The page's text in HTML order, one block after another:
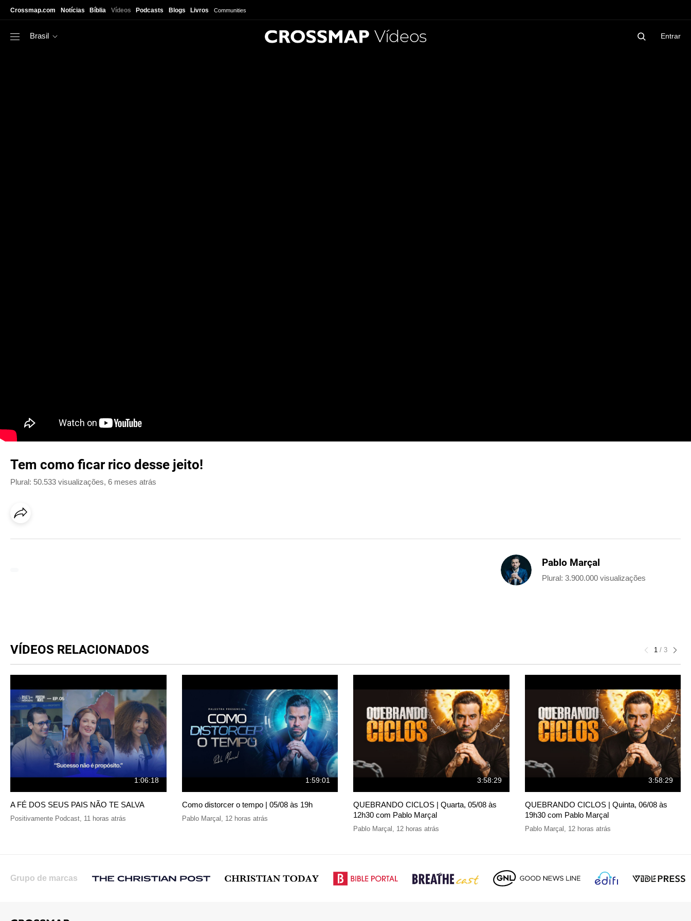
Crossmap.com Notícias Bíblia Vídeos Podcasts Blogs Livros Communities
Brasil Vídeos Entrar
Tem como ficar rico desse jeito!
Plural: 50.533 visualizações, 6 meses atrás
Pablo Marçal
Plural: 3.900.000 visualizações
VÍDEOS RELACIONADOS 1 / 3
1:06:18
A FÉ DOS SEUS PAIS NÃO TE SALVA
Positivamente Podcast 11 horas atrás
1:59:01
Como distorcer o tempo | 05/08 às 19h
Pablo Marçal 12 horas atrás
3:58:29
QUEBRANDO CICLOS | Quarta, 05/08 às
12h30 com Pablo Marçal
Pablo Marçal 12 horas atrás
3:58:29
QUEBRANDO CICLOS | Quinta, 06/08 às
19h30 com Pablo Marçal
Pablo Marçal 12 horas atrás
Grupo de marcas